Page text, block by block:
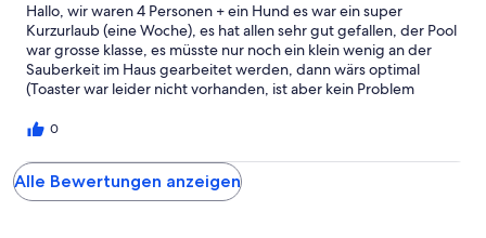
Hallo, wir waren 4 Personen + ein Hund es war ein super
Kurzurlaub (eine Woche), es hat allen sehr gut gefallen, der Pool
war grosse klasse, es müsste nur noch ein klein wenig an der
Sauberkeit im Haus gearbeitet werden, dann wärs optimal
(Toaster war leider nicht vorhanden, ist aber kein Problem
geschlossen ansonsten ist dieses Objekt empfehlenswert mfg
0
Alle Bewertungen anzeigen